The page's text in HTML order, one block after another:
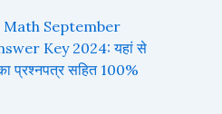
Math September
Key 2024: यहां से
प्रश्नपत्र सहित 100%